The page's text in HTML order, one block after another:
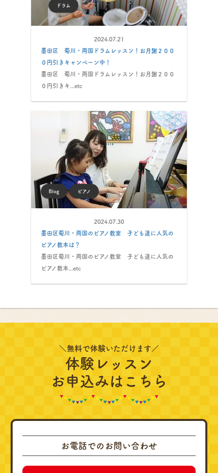
ドラム
2024.07.21
墨田区 菊川・両国ドラムレッスン！お月謝２００
０円引きキャンペーン中！
墨田区 菊川・両国ドラムレッスン！お月謝２００
０円引きキ...etc
Blog ピアノ
2024.07.30
墨田区菊川・両国のピアノ教室 子ども達に人気の
ピアノ教本は？
墨田区菊川・両国のピアノ教室 子ども達に人気の
ピアノ教本...etc
＼無料で体験いただけます／
体験レッスン
お申込みはこちら
お電話でのお問い合わせ